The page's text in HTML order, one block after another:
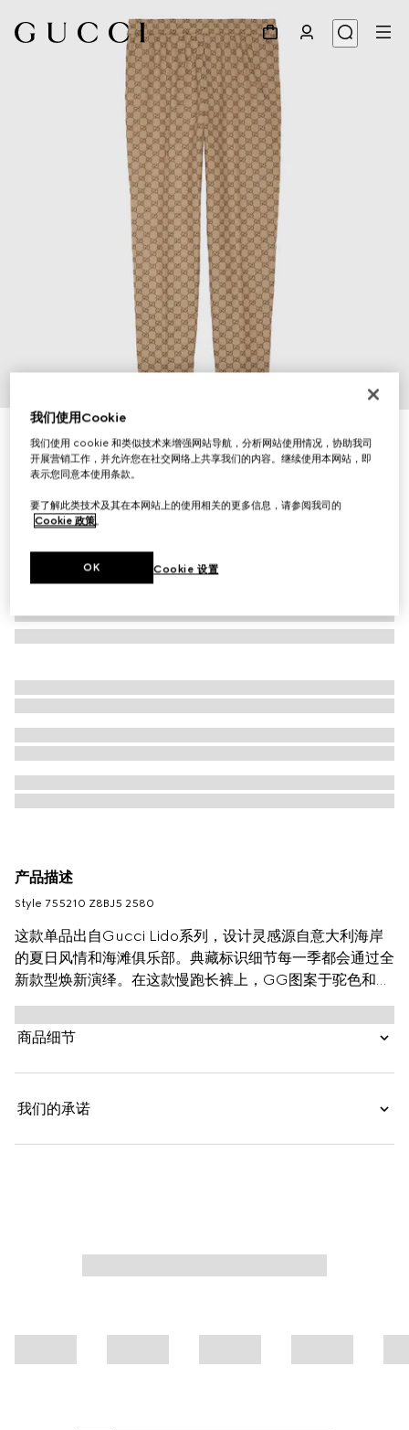
GG 帆布慢跑长裤
A$1,800
产品描述
Style ‎755210 Z8BJ5 2580
这款单品出自Gucci Lido系列，设计灵感源自意大利海岸
的夏日风情和海滩俱乐部。典藏标识细节每一季都会通过全
新款型焕新演绎。在这款慢跑长裤上，GG图案于驼色和乌
木色帆布之上再度呈现，巧妙融入松紧腰头设计。
商品细节
我们的承诺
我们使用Cookie
我们使用 cookie 和类似技术来增强网站导航，分析网站使用情况，协助我司
开展营销工作，并允许您在社交网络上共享我们的内容。继续使用本网站，即
表示您同意本使用条款。
要了解此类技术及其在本网站上的使用相关的更多信息，请参阅我司的
Cookie 政策。
Cookie 设置
OK